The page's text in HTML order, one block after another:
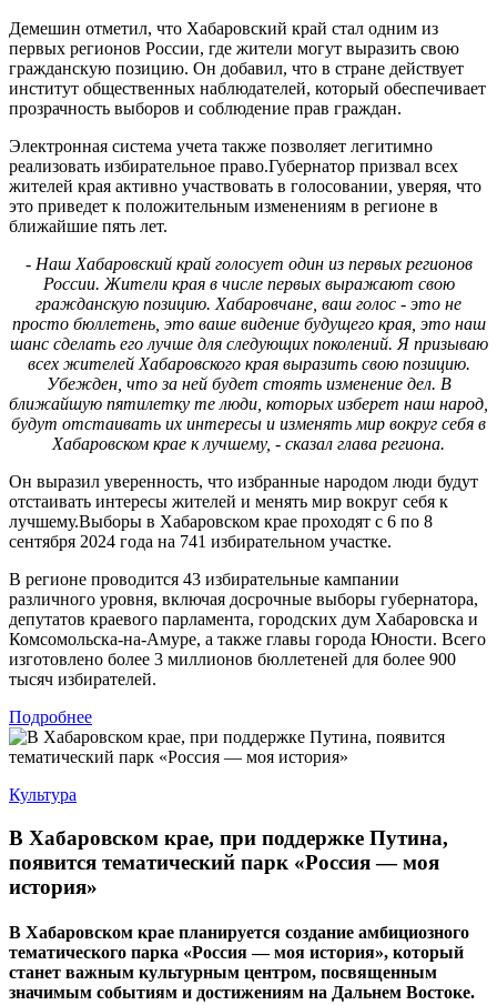
Демешин отметил, что Хабаровский край стал одним из
первых регионов России, где жители могут выразить свою
гражданскую позицию. Он добавил, что в стране действует
институт общественных наблюдателей, который обеспечивает
прозрачность выборов и соблюдение прав граждан.
Электронная система учета также позволяет легитимно
реализовать избирательное право.Губернатор призвал всех
жителей края активно участвовать в голосовании, уверяя, что
это приведет к положительным изменениям в регионе в
ближайшие пять лет.
- Наш Хабаровский край голосует один из первых регионов
России. Жители края в числе первых выражают свою
гражданскую позицию. Хабаровчане, ваш голос - это не
просто бюллетень, это ваше видение будущего края, это наш
шанс сделать его лучше для следующих поколений. Я призываю
всех жителей Хабаровского края выразить свою позицию.
Убежден, что за ней будет стоять изменение дел. В
ближайшую пятилетку те люди, которых изберет наш народ,
будут отстаивать их интересы и изменять мир вокруг себя в
Хабаровском крае к лучшему, - сказал глава региона.
Он выразил уверенность, что избранные народом люди будут
отстаивать интересы жителей и менять мир вокруг себя к
лучшему.Выборы в Хабаровском крае проходят с 6 по 8
сентября 2024 года на 741 избирательном участке.
В регионе проводится 43 избирательные кампании
различного уровня, включая досрочные выборы губернатора,
депутатов краевого парламента, городских дум Хабаровска и
Комсомольска-на-Амуре, а также главы города Юности. Всего
изготовлено более 3 миллионов бюллетеней для более 900
тысяч избирателей.
Подробнее
Культура
В Хабаровском крае, при поддержке Путина,
появится тематический парк «Россия — моя
история»
В Хабаровском крае планируется создание амбициозного
тематического парка «Россия — моя история», который
станет важным культурным центром, посвященным
значимым событиям и достижениям на Дальнем Востоке.